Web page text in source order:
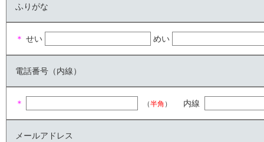
ふりがな
＊ せい めい
電話番号（内線）
＊ （半角 ） 内線
メールアドレス